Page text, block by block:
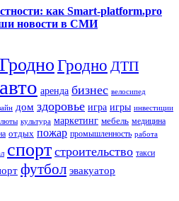
как Smart-platform.pro
новости в СМИ
Гродно ДТП
авто аренда бизнес велосипед
дом здоровье игра игры инвестиции
культура маркетинг мебель медицина
отдых пожар промышленность работа
спорт строительство такси
футбол эвакуатор